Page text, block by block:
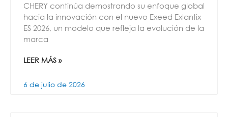
CHERY continúa demostrando su enfoque global
hacia la innovación con el nuevo Exeed Exlantix
ES 2026, un modelo que refleja la evolución de la
marca
LEER MÁS »
6 de julio de 2026